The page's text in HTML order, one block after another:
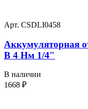
Арт. CSDLI0458
Аккумуляторная
В 4 Нм 1/4″
В наличии
1668 ₽